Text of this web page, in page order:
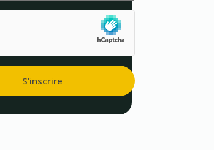
S’inscrire